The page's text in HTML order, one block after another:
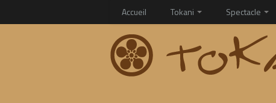
Accueil Tokani Spectacle